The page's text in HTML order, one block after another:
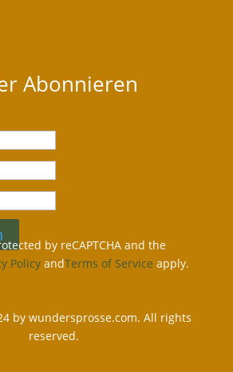
Abonnieren
by reCAPTCHA and the
PolicyandTerms of Service apply.
by wundersprosse.com. All rights
reserved.